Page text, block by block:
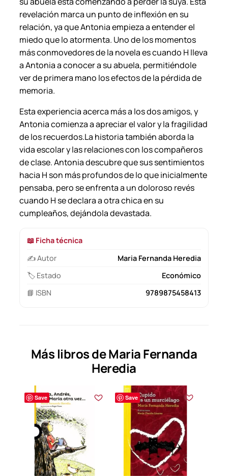
c
a
n
t
i
d
a
revelación marca un punto de inflexión en su
relación, ya que Antonia empieza a entender el
miedo que lo atormenta. Uno de los momentos
más conmovedores de la novela es cuando H lleva
a Antonia a conocer a su abuela, permitiéndole
ver de primera mano los efectos de la pérdida de
memoria.
Esta experiencia acerca más a los dos amigos, y
Antonia comienza a apreciar el valor y la fragilidad
de los recuerdos.La historia también aborda la
vida escolar y las relaciones con los compañeros
de clase. Antonia descubre que sus sentimientos
hacia H son más profundos de lo que inicialmente
pensaba, pero se enfrenta a un doloroso revés
cuando H se declara a otra chica en su
cumpleaños, dejándola devastada.
📖 Ficha técnica
✍️ Autor
Maria Fernanda Heredia
🏷️ Estado
Económico
📘 ISBN
9789875458413
Más libros de Maria Fernanda
Heredia
Save Save